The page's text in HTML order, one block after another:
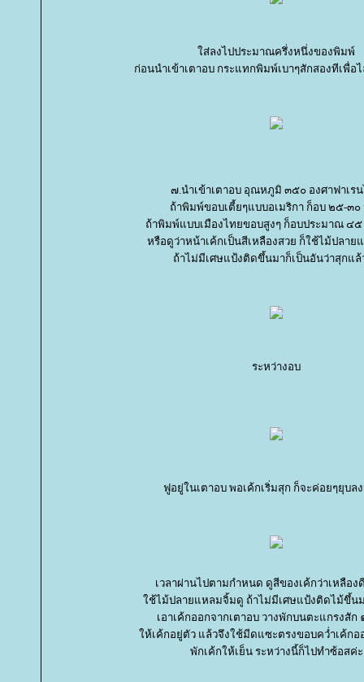
ส่ลงไปประมาณครึ่งหนึ่งของพิมพ์
ก่อนนำเข้าเตาอบ กระแทกพิมพ์เบาๆสักสองทีเพื่อ
๗.นำเข้าเตาอบ อุณหภูมิ ๓๕๐ องศาฟาเร
ถ้าพิมพ์ขอบเตี้ยๆแบบอเมริกา ก็อบ ๒๕-๓๐
ถ้าพิมพ์แบบเมืองไทยขอบสูงๆ ก็อบประมาณ ๔
หรือดูว่าหน้าเค้กเป็นสีเหลืองสวย ก็ใช้ไม้ปลาย
ถ้าไม่มีเศษแป้งติดขึ้นมาก็เป็นอันว่าสุกแล้
ระหว่างอบ
ฟูอยู่ในเตาอบ พอเค้กเริ่มสุก ก็จะค่อยๆยุบล
เวลาผ่านไปตามกำหนด ดูสีของเค้กว่าเหลือง
ช้ไม้ปลายแหลมจิ้มดู ถ้าไม่มีเศษแป้งติดไม้ขึ้น
เอาเค้กออกจากเตาอบ วางพักบนตะแกรงสัก
ห้เค้กอยู่ตัว แล้วจึงใช้มีดแซะตรงขอบคว่ำเค้กอ
พักเค้กให้เย็น ระหว่างนี้ก็ไปทำซ้อสค่ะ